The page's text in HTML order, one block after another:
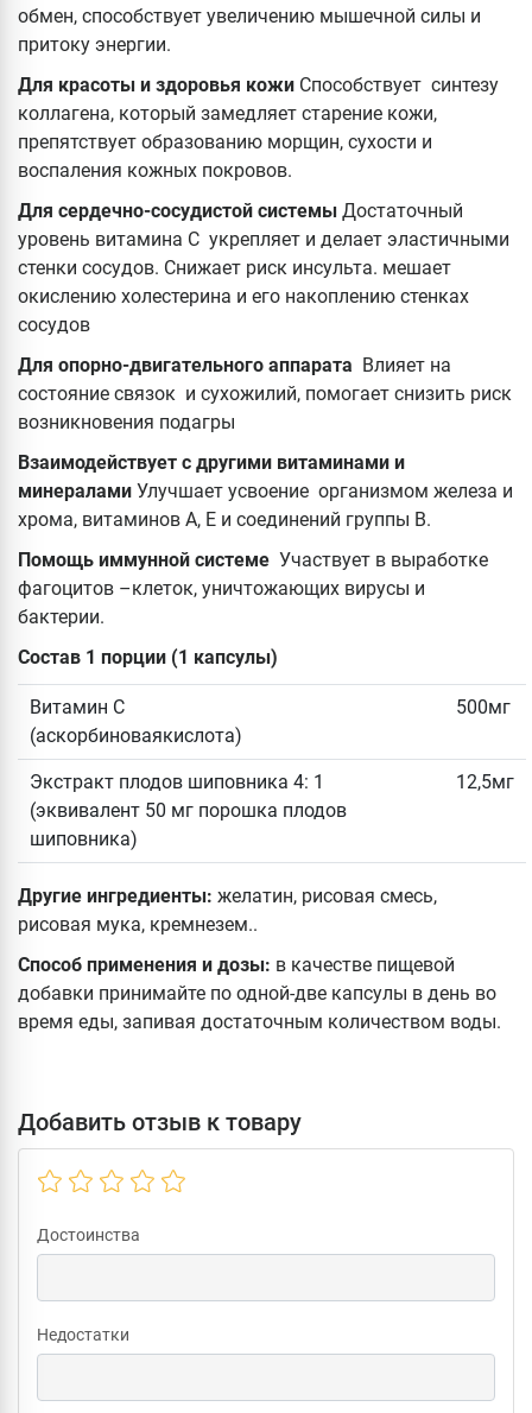
обмен, способствует увеличению мышечной силы и
притоку энергии.
Для красоты и здоровья кожи Способствует синтезу
коллагена, который замедляет старение кожи,
препятствует образованию морщин, сухости и
воспаления кожных покровов.
Для сердечно-сосудистой системы Достаточный
уровень витамина С укрепляет и делает эластичными
стенки сосудов. Снижает риск инсульта. мешает
окислению холестерина и его накоплению стенках
сосудов
Для опорно-двигательного аппарата Влияет на
состояние связок и сухожилий, помогает снизить риск
возникновения подагры
Взаимодействует с другими витаминами и
минералами Улучшает усвоение организмом железа и
хрома, витаминов А, Е и соединений группы В.
Помощь иммунной системе Участвует в выработке
фагоцитов –клеток, уничтожающих вирусы и
бактерии.
Состав 1 порции (1 капсулы)
Витамин C
(аскорбиноваякислота)
500мг
Экстракт плодов шиповника 4: 1
(эквивалент 50 мг порошка плодов
шиповника)
12,5мг
Другие ингредиенты: желатин, рисовая смесь,
рисовая мука, кремнезем..
Способ применения и дозы: в качестве пищевой
добавки принимайте по одной-две капсулы в день во
время еды, запивая достаточным количеством воды.
Добавить отзыв к товару
Достоинства
Недостатки